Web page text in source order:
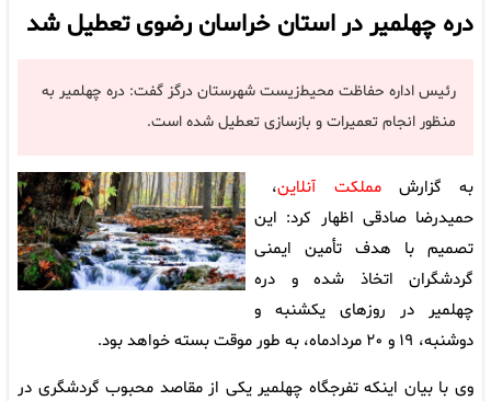
دره چهلمیر در استان خراسان رضوی تعطیل شد
رئیس اداره حفاظت محیط‌زیست شهرستان درگز گفت: دره چهلمیر به
منظور انجام تعمیرات و بازسازی تعطیل شده است.
به گزارشمملکت آنلاین،
حمیدرضا صادقی اظهار کرد: این
تصمیم با هدف تأمین ایمنی
گردشگران اتخاذ شده و دره
چهلمیر در روزهای یکشنبه و
دوشنبه، ۱۹ و ۲۰ مردادماه، به‌ طور موقت بسته خواهد بود.
وی با بیان اینکه تفرجگاه چهلمیر یکی از مقاصد محبوب گردشگری در